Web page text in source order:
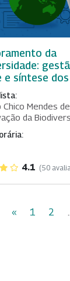
da
e síntese
Mendes de
da
4.1 (50
« 1 2